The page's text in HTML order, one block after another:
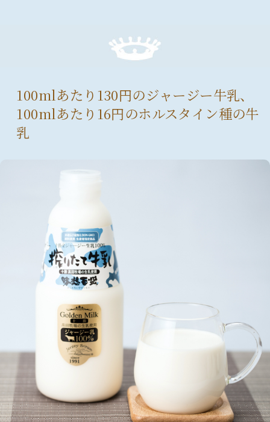
100mlあたり130円のジャージー牛乳、
100mlあたり16円のホルスタイン種の牛
乳